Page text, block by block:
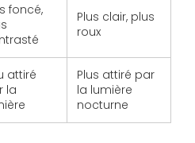
foncé,
Plus clair, plus
roux
attiré
la
Plus attiré par
la lumière
nocturne